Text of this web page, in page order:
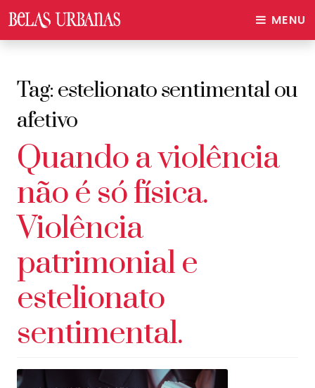
MENU
Tag:estelionato sentimental ou
afetivo
Quando a violência
não é só física.
Violência
patrimonial e
estelionato
sentimental.